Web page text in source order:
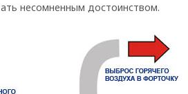
несомненным достоинством.